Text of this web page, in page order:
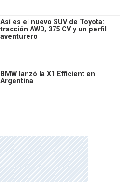
Así es el nuevo SUV de Toyota:
tracción AWD, 375 CV y un perfil
aventurero
BMW lanzó la X1 Efficient en
Argentina